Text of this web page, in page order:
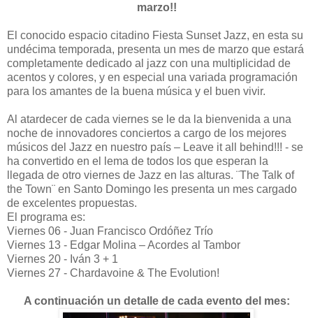
marzo!!
El conocido espacio citadino Fiesta Sunset Jazz, en esta su
undécima temporada, presenta un mes de marzo que estará
completamente dedicado al jazz con una multiplicidad de
acentos y colores, y en especial una variada programación
para los amantes de la buena música y el buen vivir.
Al atardecer de cada viernes se le da la bienvenida a una
noche de innovadores conciertos a cargo de los mejores
músicos del Jazz en nuestro país – Leave it all behind!!! - se
ha convertido en el lema de todos los que esperan la
llegada de otro viernes de Jazz en las alturas. ¨The Talk of
the Town¨ en Santo Domingo les presenta un mes cargado
de excelentes propuestas.
El programa es:
Viernes 06 - Juan Francisco Ordóñez Trío
Viernes 13 - Edgar Molina – Acordes al Tambor
Viernes 20 - Iván 3 + 1
Viernes 27 - Chardavoine & The Evolution!
A continuación un detalle de cada evento del mes: